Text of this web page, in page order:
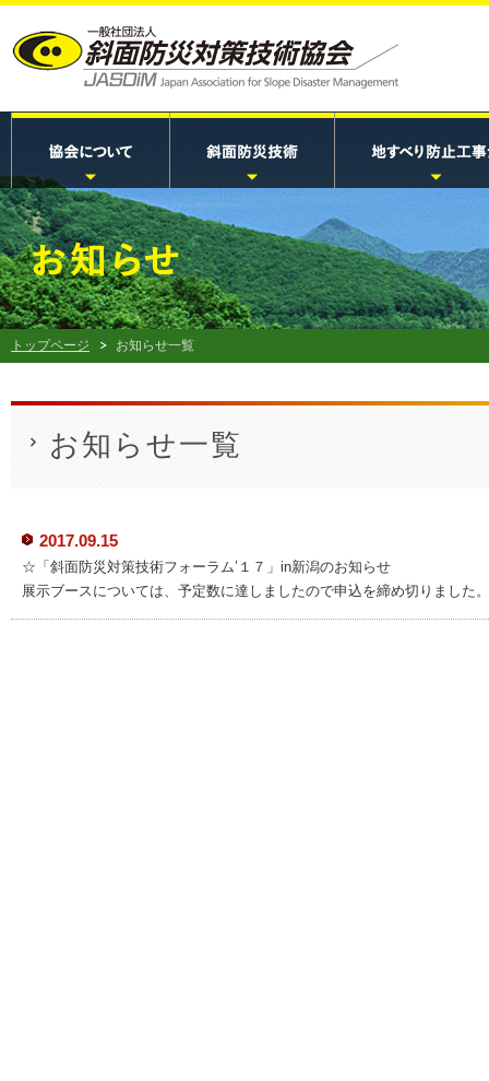
トップページ お知らせ一覧
お知らせ一覧
2017.09.15
☆「斜面防災対策技術フォーラム’１７」in新潟のお知らせ
展示ブースについては、予定数に達しましたので申込を締め切りました。